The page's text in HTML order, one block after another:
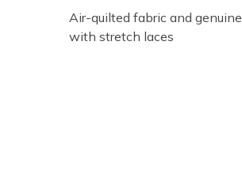
Air-quilted fabric and
with stretch laces